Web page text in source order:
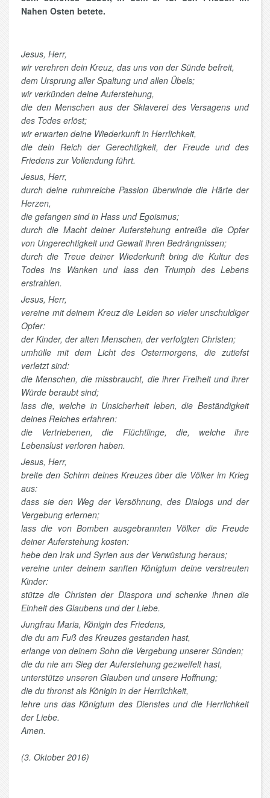
Nahen Osten betete.
Jesus, Herr,
wir verehren dein Kreuz, das uns von der Sünde befreit,
dem Ursprung aller Spaltung und allen Übels;
wir verkünden deine Auferstehung,
die den Menschen aus der Sklaverei des Versagens und
des Todes erlöst;
wir erwarten deine Wiederkunft in Herrlichkeit,
die dein Reich der Gerechtigkeit, der Freude und des
Friedens zur Vollendung führt.
Jesus, Herr,
durch deine ruhmreiche Passion überwinde die Härte der
Herzen,
die gefangen sind in Hass und Egoismus;
durch die Macht deiner Auferstehung entreiße die Opfer
von Ungerechtigkeit und Gewalt ihren Bedrängnissen;
durch die Treue deiner Wiederkunft bring die Kultur des
Todes ins Wanken und lass den Triumph des Lebens
erstrahlen.
Jesus, Herr,
vereine mit deinem Kreuz die Leiden so vieler unschuldiger
Opfer:
der Kinder, der alten Menschen, der verfolgten Christen;
umhülle mit dem Licht des Ostermorgens, die zutiefst
verletzt sind:
die Menschen, die missbraucht, die ihrer Freiheit und ihrer
Würde beraubt sind;
lass die, welche in Unsicherheit leben, die Beständigkeit
deines Reiches erfahren:
die Vertriebenen, die Flüchtlinge, die, welche ihre
Lebenslust verloren haben.
Jesus, Herr,
breite den Schirm deines Kreuzes über die Völker im Krieg
aus:
dass sie den Weg der Versöhnung, des Dialogs und der
Vergebung erlernen;
lass die von Bomben ausgebrannten Völker die Freude
deiner Auferstehung kosten:
hebe den Irak und Syrien aus der Verwüstung heraus;
vereine unter deinem sanften Königtum deine verstreuten
Kinder:
stütze die Christen der Diaspora und schenke ihnen die
Einheit des Glaubens und der Liebe.
Jungfrau Maria, Königin des Friedens,
die du am Fuß des Kreuzes gestanden hast,
erlange von deinem Sohn die Vergebung unserer Sünden;
die du nie am Sieg der Auferstehung gezweifelt hast,
unterstütze unseren Glauben und unsere Hoffnung;
die du thronst als Königin in der Herrlichkeit,
lehre uns das Königtum des Dienstes und die Herrlichkeit
der Liebe.
Amen.
(3. Oktober 2016)